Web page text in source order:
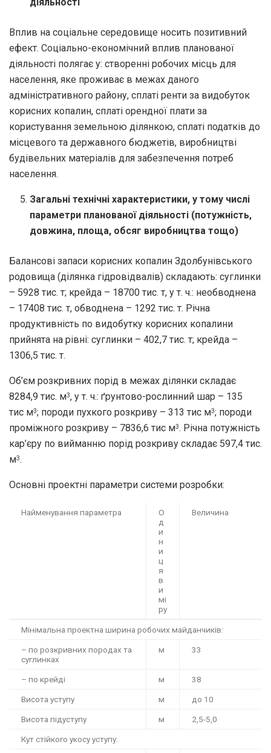
Вплив на соціальне середовище носить позитивний
ефект. Соціально-економічний вплив планованої
діяльності полягає у: створенні робочих місць для
населення, яке проживає в межах даного
адміністративного району, сплаті ренти за видобуток
корисних копалин, сплаті орендної плати за
користування земельною ділянкою, сплаті податків до
місцевого та державного бюджетів, виробництві
будівельних матеріалів для забезпечення потреб
населення.
Загальні технічні характеристики, у тому числі
параметри планованої діяльності (потужність,
довжина, площа, обсяг виробництва тощо)
Балансові запаси корисних копалин Здолбунівського
родовища (ділянка гідровідвалів) складають: суглинки
– 5928 тис. т; крейда – 18700 тис. т, у т. ч.: необводнена
– 17408 тис. т, обводнена – 1292 тис. т. Річна
продуктивність по видобутку корисних копалини
прийнята на рівні: суглинки – 402,7 тис. т; крейда –
1306,5 тис. т.
Об’єм розкривних порід в межах ділянки складає
8284,9 тис. м3, у т. ч.: ґрунтово-рослинний шар – 135
тис м3; породи пухкого розкриву – 313 тис м3; породи
проміжного розкриву – 7836,6 тис м3. Річна потужність
кар’єру по вийманню порід розкриву складає 597,4 тис.
м3.
Основні проектні параметри системи розробки:
Найменування параметра
О
д
и
н
и
ц
я
в
и
мі
ру
Величина
Мінімальна проектна ширина робочих майданчиків:
– по розкривних породах та
суглинках
м 33
– по крейді м 38
Висота уступу м до 10
Висота підуступу м 2,5-5,0
Кут стійкого укосу уступу: